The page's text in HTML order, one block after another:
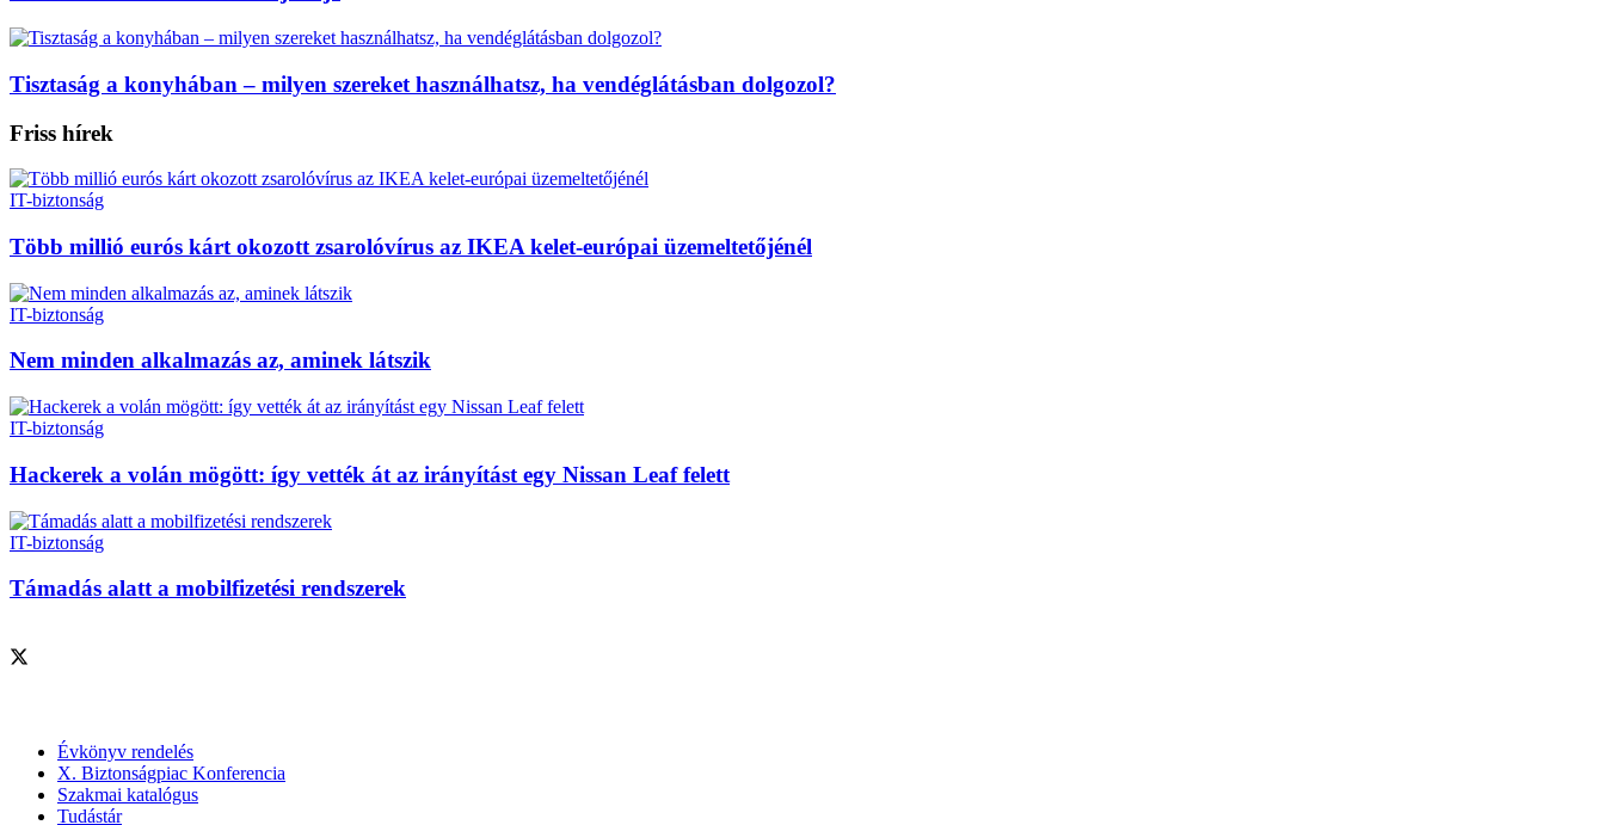
Tisztaság a konyhában – milyen szereket használhatsz, ha vendéglátásban dolgozol?
Friss hírek
IT-biztonság
Több millió eurós kárt okozott zsarolóvírus az IKEA kelet-európai üzemeltetőjénél
IT-biztonság
Nem minden alkalmazás az, aminek látszik
IT-biztonság
Hackerek a volán mögött: így vették át az irányítást egy Nissan Leaf felett
IT-biztonság
Támadás alatt a mobilfizetési rendszerek
Évkönyv rendelés
X. Biztonságpiac Konferencia
Szakmai katalógus
Tudástár